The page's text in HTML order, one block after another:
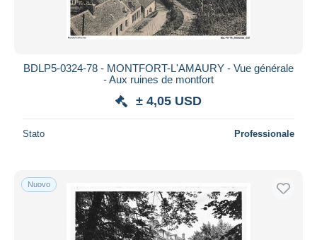
Mastercard
Bancontact
Maestro
Residenza del venditore
Tutto il mondo
Aggiorna
BDLP5-0324-78 - MONTFORT-L'AMAURY - Vue générale
- Aux ruines de montfort
± 4,05 USD
Stato Professionale
Nuovo